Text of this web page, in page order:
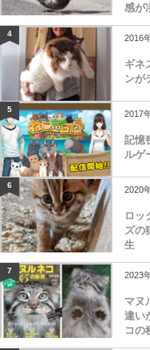
感が
4 2016
ギネ
ンが
5 2017
記憶
ルゲ
6 2020
ロッ
ズの
生
7 2023
マヌ
違い
コの